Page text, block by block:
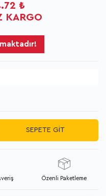
₺
KARGO
SEPETE GİT
Özenli Paketleme